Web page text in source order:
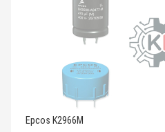
Epcos K2966M